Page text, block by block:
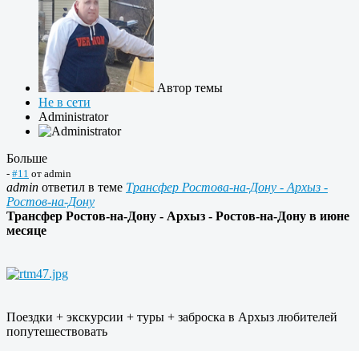
Автор темы
Не в сети
Administrator
Больше
- #11 от admin
admin ответил в теме Трансфер Ростова-на-Дону - Архыз -
Ростов-на-Дону
Трансфер Ростов-на-Дону - Архыз - Ростов-на-Дону в июне
месяце
Поездки + экскурсии + туры + заброска в Архыз любителей
попутешествовать